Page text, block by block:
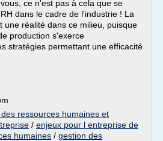
ce n'est pas à cela que se
dans le cadre de l'industrie ! La
une réalité dans ce milieu, puisque
production s'exerce
stratégies permettant une efficacité
ressources humaines et
/ enjeux pour l entreprise de
humaines / gestion des